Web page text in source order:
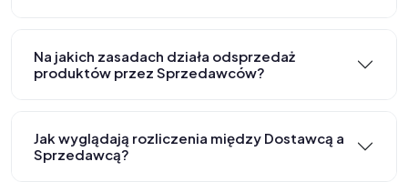
Na jakich zasadach działa odsprzedaż
produktów przez Sprzedawców?
Jak wyglądają rozliczenia między Dostawcą a
Sprzedawcą?